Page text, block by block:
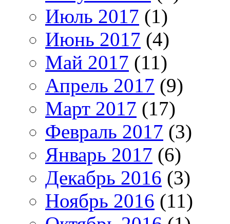
Июль 2017 (1)
Июнь 2017 (4)
Май 2017 (11)
Апрель 2017 (9)
Март 2017 (17)
Февраль 2017 (3)
Январь 2017 (6)
Декабрь 2016 (3)
Ноябрь 2016 (11)